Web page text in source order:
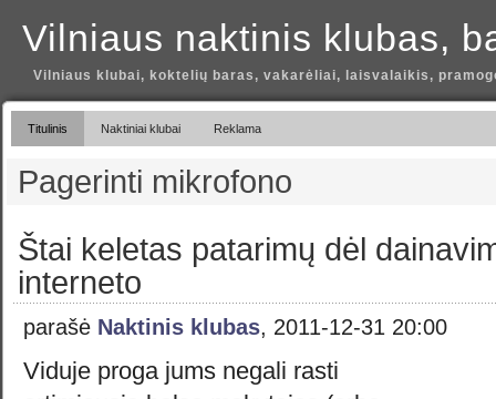
Vilniaus naktinis klubas,
Vilniaus klubai, koktelių baras, vakarėliai, laisvalaikis,
Titulinis Naktiniai klubai Reklama
Pagerinti mikrofono
Štai keletas patarimų dėl
interneto
parašė Naktinis klubas, 2011-12-31 20:00
Viduje proga jums negali rasti